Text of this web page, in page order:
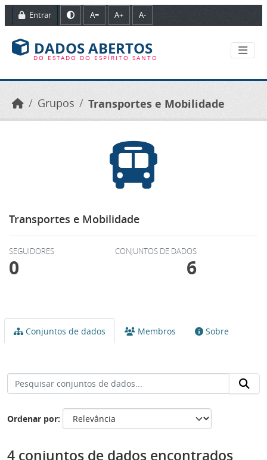
Ir para o conteúdo principal
Entrar A= A+ A-
DADOS ABERTOS
DO ESTADO DO ESPÍRITO SANTO
Grupos Transportes e Mobilidade
Transportes e Mobilidade
SEGUIDORES
0
CONJUNTOS DE DADOS
6
Conjuntos de dados Membros Sobre
Ordenar por
4 conjuntos de dados encontrados